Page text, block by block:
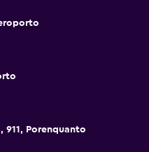
911, Porenquanto